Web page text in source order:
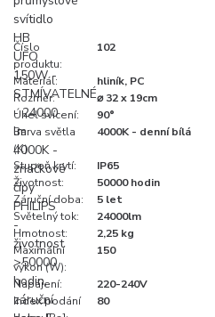
Číslo
produktu:
102
Materiál:
hliník, PC
Rozměr:
⌀ 32 x 19cm
Úhel svícení:
90°
Barva světla
(K):
4000K - denní bílá
Stupeň krytí:
IP65
Životnost:
50000 hodin
Záruční doba:
5 let
Světelný tok:
24000lm
Hmotnost:
2,25 kg
Maximální
výkon (W):
150
Napájení:
220-240V
Index podání
80